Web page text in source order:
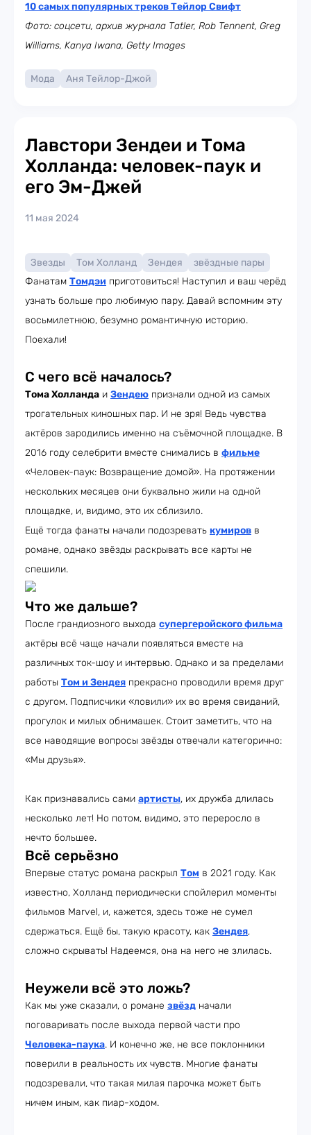
10 самых популярных треков Тейлор Свифт
Фото: соцсети, архив журнала Tatler, Rob Tennent, Greg
Williams, Kanya Iwana, Getty Images
Мода Аня Тейлор-Джой
Лавстори Зендеи и Тома
Холланда: человек-паук и
его Эм-Джей
11 мая 2024
Звезды Том Холланд Зендея
звёздные пары
Фанатам Томдэи приготовиться! Наступил и ваш черёд
узнать больше про любимую пару. Давай вспомним эту
восьмилетнюю, безумно романтичную историю.
Поехали!
С чего всё началось?
Тома Холланда и Зендею признали одной из самых
трогательных киношных пар. И не зря! Ведь чувства
актёров зародились именно на съёмочной площадке. В
2016 году селебрити вместе снимались в фильме
«Человек-паук: Возвращение домой». На протяжении
нескольких месяцев они буквально жили на одной
площадке, и, видимо, это их сблизило.
Ещё тогда фанаты начали подозревать кумиров в
романе, однако звёзды раскрывать все карты не
спешили.
Что же дальше?
После грандиозного выхода супергеройского фильма
актёры всё чаще начали появляться вместе на
различных ток-шоу и интервью. Однако и за пределами
работы Том и Зендея прекрасно проводили время друг
с другом. Подписчики «ловили» их во время свиданий,
прогулок и милых обнимашек. Стоит заметить, что на
все наводящие вопросы звёзды отвечали категорично:
«Мы друзья».
Как признавались сами артисты, их дружба длилась
несколько лет! Но потом, видимо, это переросло в
нечто большее.
Всё серьёзно
Впервые статус романа раскрыл Том в 2021 году. Как
известно, Холланд периодически спойлерил моменты
фильмов Marvel, и, кажется, здесь тоже не сумел
сдержаться. Ещё бы, такую красоту, как Зендея,
сложно скрывать! Надеемся, она на него не злилась.
Неужели всё это ложь?
Как мы уже сказали, о романе звёзд начали
поговаривать после выхода первой части про
Человека-паука. И конечно же, не все поклонники
поверили в реальность их чувств. Многие фанаты
подозревали, что такая милая парочка может быть
ничем иным, как пиар-ходом.